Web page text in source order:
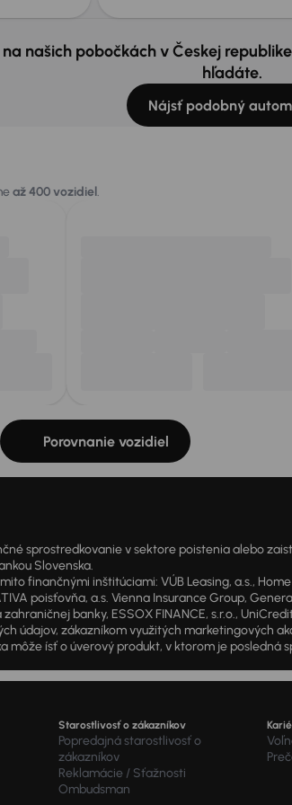
na našich pobočkách v Českej
hľadáte.
Nájsť podobný
až 400 vozidiel.
Porovnanie vozidiel
sprostredkovanie v sektore poistenia alebo
Slovenska.
finančnými inštitúciami: VÚB Leasing, a.s.,
poisťovňa, a.s. Vienna Insurance Group,
banky, ESSOX FINANCE, s.r.o.,
údajov, zákazníkom využitých marketingových
ísť o úverový produkt, v ktorom je posledná
Starostlivosť o zákazníkov
Popredajná starostlivosť o
zákazníkov
Reklamácie / Sťažnosti
Ombudsman